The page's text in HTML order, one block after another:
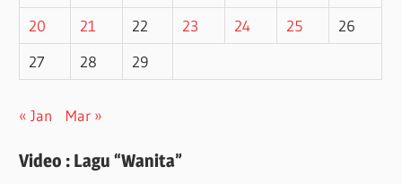
20
21 22 23 24 25
26
27
28 29
« Jan Mar »
Video : Lagu “Wanita”